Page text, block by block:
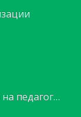
Снижение бюрократической нагрузки на педагогов